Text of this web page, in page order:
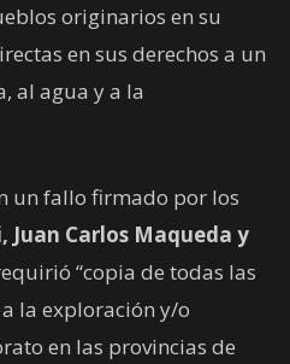
originarios en su
en sus derechos a un
al agua y a la
un fallo firmado por los
Juan Carlos Maqueda y
“copia de todas las
la exploración y/o
en las provincias de